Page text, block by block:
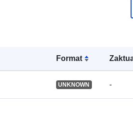
Format
UNKNOWN -